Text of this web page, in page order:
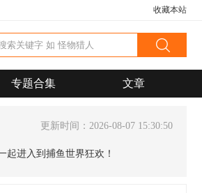
收藏本站
专题合集 文章
更新时间：2026-08-07 15:30:50
进入到捕鱼世界狂欢！